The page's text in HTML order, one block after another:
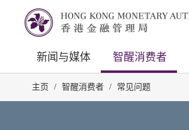
新闻与媒体 智醒消费者
主页 / 智醒消费者 / 常见问题